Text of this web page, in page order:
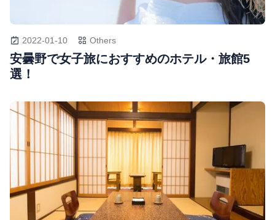
2022-01-10 Others
安曇野で女子旅におすすめのホテル・旅館5
選！